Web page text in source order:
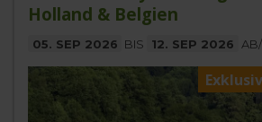
Holland & Belgien
05. SEP 2026 BIS 12. SEP 2026